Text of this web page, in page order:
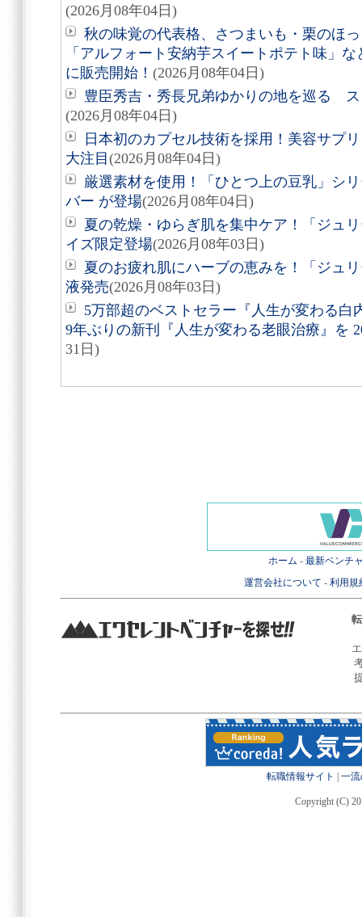
(2026月08年04日)
秋の味覚の代表格、さつまいも・栗のほ
「アルフォート安納芋スイートポテト味」
に販売開始！ (2026月08年04日)
豊臣秀吉・秀長兄弟ゆかりの地を巡る
(2026月08年04日)
日本初のカプセル技術を採用！美容サプ
大注目 (2026月08年04日)
厳選素材を使用！「ひとつ上の豆乳」シ
バー が登場(2026月08年04日)
夏の乾燥・ゆらぎ肌を集中ケア！「ジュ
イズ限定登場(2026月08年03日)
夏のお疲れ肌にハーブの恵みを！「ジュ
液発売(2026月08年03日)
5万部超のベストセラー『人生が変わる白
9年ぶりの新刊『人生が変わる老眼治療』を
31日)
ホーム - 最新ベンチ
運営会社について - 利用規
転職情報サイト 一
Copyright (C)